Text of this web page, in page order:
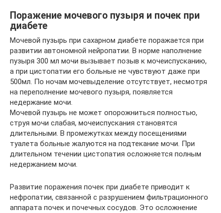
Поражение мочевого пузыря и почек при
диабете
Мочевой пузырь при сахарном диабете поражается при
развитии автономной нейропатии. В норме наполнение
пузыря 300 мл мочи вызывает позыв к мочеиспусканию,
а при цистопатии его больные не чувствуют даже при
500мл. По ночам мочевыделение отсутствует, несмотря
на переполнение мочевого пузыря, появляется
недержание мочи.
Мочевой пузырь не может опорожниться полностью,
струя мочи слабая, мочеиспускания становятся
длительными. В промежутках между посещениями
туалета больные жалуются на подтекание мочи. При
длительном течении цистопатия осложняется полным
недержанием мочи.
Развитие поражения почек при диабете приводит к
нефропатии, связанной с разрушением фильтрационного
аппарата почек и почечных сосудов. Это осложнение